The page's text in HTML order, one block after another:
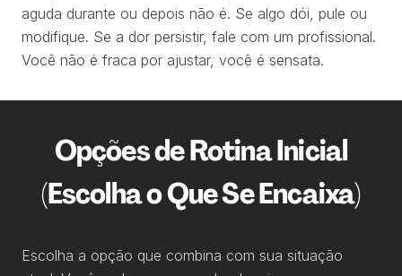
aguda durante ou depois não é. Se algo dói, pule ou
modifique. Se a dor persistir, fale com um profissional.
Você não é fraca por ajustar, você é sensata.
Opções de Rotina Inicial
(Escolha o Que Se Encaixa)
Escolha a opção que combina com sua situação